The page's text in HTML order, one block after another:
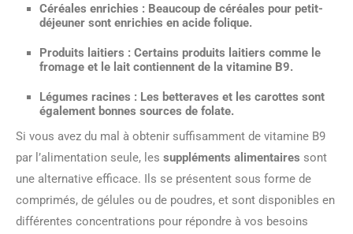
Céréales enrichies : Beaucoup de céréales pour petit-
déjeuner sont enrichies en acide folique.
Produits laitiers : Certains produits laitiers comme le
fromage et le lait contiennent de la vitamine B9.
Légumes racines : Les betteraves et les carottes sont
également bonnes sources de folate.
Si vous avez du mal à obtenir suffisamment de vitamine B9
par l’alimentation seule, les suppléments alimentaires sont
une alternative efficace. Ils se présentent sous forme de
comprimés, de gélules ou de poudres, et sont disponibles en
différentes concentrations pour répondre à vos besoins